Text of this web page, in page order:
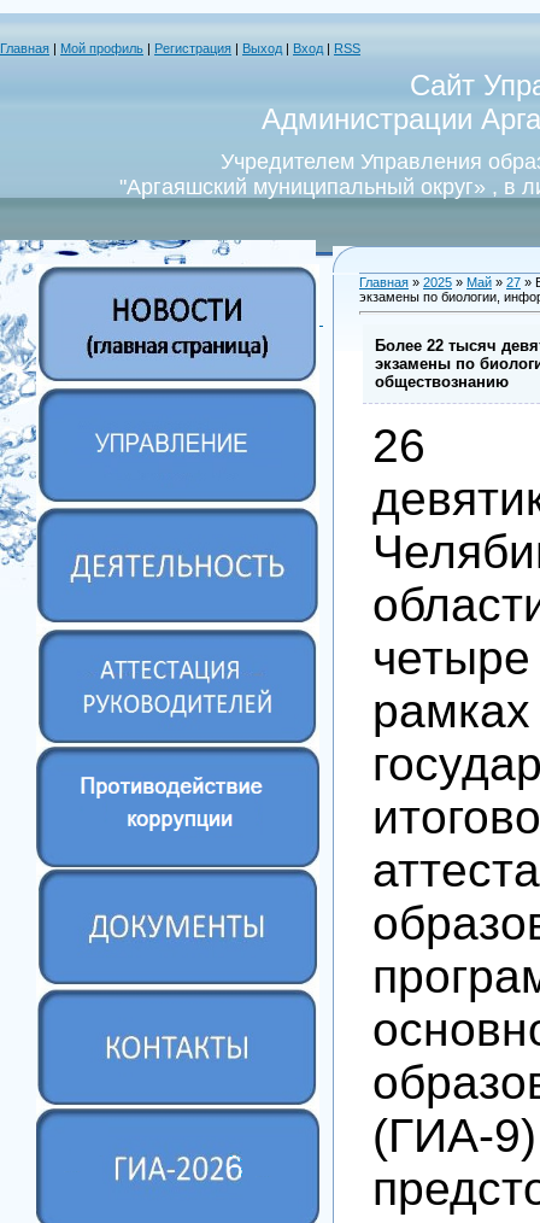
Главная Мой профиль Регистрация Выход Вход RSS
Сайт
Администрации
Учредителем Управления
"Аргаяшский муниципальный округ» , в
Главная » 2025 » Май » 27 »
экзамены по биологии,
Более 22 тысяч
экзамены по
обществознанию
рамках